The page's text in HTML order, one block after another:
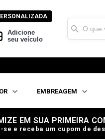
Adicione
seu veículo
EMBREAGEM
EM SUA PRIMEIRA
se e receba um cupom de